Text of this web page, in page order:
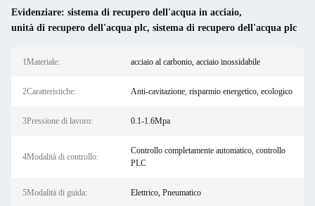
Evidenziare: sistema di recupero dell'acqua in acciaio,
unità di recupero dell'acqua plc, sistema di recupero dell'acqua plc
1Materiale: acciaio al carbonio, acciaio inossidabile
2Caratteristiche: Anti-cavitazione, risparmio energetico, ecologico
3Pressione di lavoro: 0.1-1.6Mpa
4Modalità di controllo:
Controllo completamente automatico, controllo
PLC
5Modalità di guida: Elettrico, Pneumatico